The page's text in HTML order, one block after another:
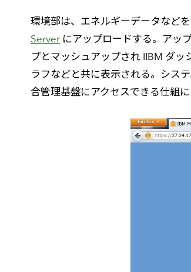
環境部は、エネルギーデータなど
Server にアップロードする。アッ
プとマッシュアップされ IIBM ダ
ラフなどと共に表示される。シス
合管理基盤にアクセスできる仕組に